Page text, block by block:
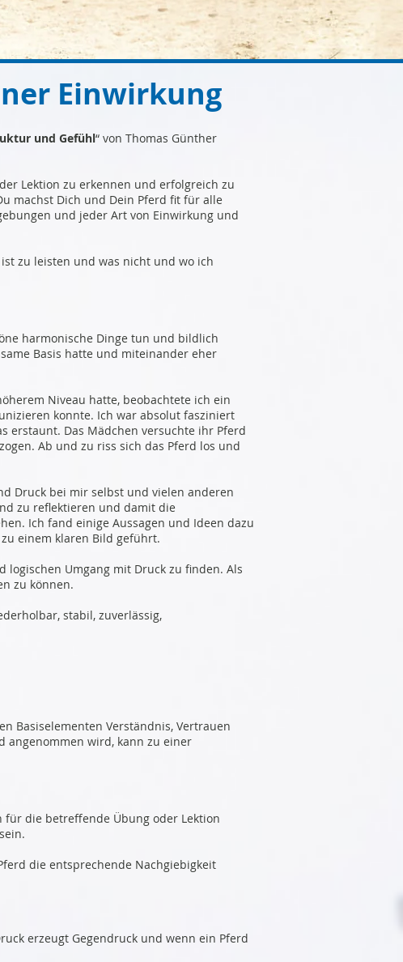
Einwirkung
und Gefühl“ von Thomas Günther
Lektion zu erkennen und erfolgreich zu
machst Dich und Dein Pferd fit für alle
und jeder Art von Einwirkung und
zu leisten und was nicht und wo ich
harmonische Dinge tun und bildlich
Basis hatte und miteinander eher
Niveau hatte, beobachtete ich ein
konnte. Ich war absolut fasziniert
erstaunt. Das Mädchen versuchte ihr Pferd
Ab und zu riss sich das Pferd los und
Druck bei mir selbst und vielen anderen
zu reflektieren und damit die
Ich fand einige Aussagen und Ideen dazu
einem klaren Bild geführt.
logischen Umgang mit Druck zu finden. Als
zu können.
stabil, zuverlässig,
Basiselementen Verständnis, Vertrauen
angenommen wird, kann zu einer
die betreffende Übung oder Lektion
die entsprechende Nachgiebigkeit
erzeugt Gegendruck und wenn ein Pferd